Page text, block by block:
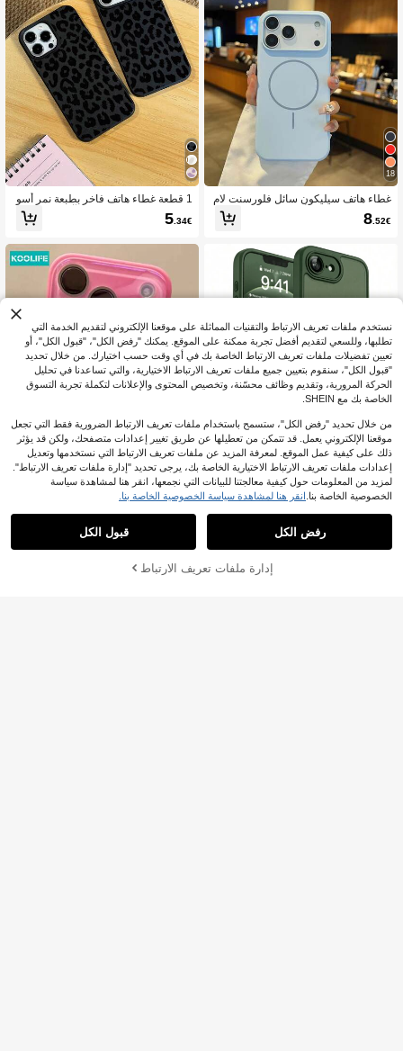
15 برو ماكس/11/12/13/14 برو ماكس/X
S/XR/11 برو/11 برو ماكس/12 برو/12 بر
و ماكس/13 برو/13 برو ماكس/7 بلس/14
برو/14 برو ماكس/14 بلس/7 بلس/8 بل
س/8/SE2/13 ميني/12 ميني، هدية عيد مي
لاد مناسبة للمكتب والاستخدام المهني
18
غطاء هاتف سيليكون سائل فلورسنت لام
ع فاخر، متوافق مع أجهزة 17 Air، 16، 1
5، 14، 13، 12، 17 برو ماكس بلس، مع غ
8.52€
11
17E 16E 17 Air 16 15 14 13 12 11 Pl
us Pro Max حافظة حماية مغناطيسية ن
صف شفافة مطفية، حماية العدسة مضادة
للسقوط حافظة هاتف
7.68€
1 قطعة غطاء هاتف فاخر بطبعة نمر أسو
برو/14 برو/15 برو/12، غطاء واقي ناعم
عصري فاخر، غطاء هاتف للجنسين مناس
ب كهدايا للأصدقاء والأزواج، متوافق مع س
امسونج S24 ألترا/S23/S22/A73/A50/A
32/ أغطية الهواتف
5.34€
12
كوليف فاخرة وردي لامع من الزجاج الصل
ب، إطار مقاوم للصدمات، حماية العدسة،
برو ماكس/17/17 برو/17 برو ماكس
تسوق الآن
أضف إلى عربة
نستخدم ملفات تعريف الارتباط والتقنيات المماثلة على موقعنا الإلكتروني لتقديم الخدمة التي
تطلبها، وللسعي لتقديم أفضل تجربة ممكنة على الموقع. يمكنك "رفض الكل"، "قبول الكل"، أو
تعيين تفضيلات ملفات تعريف الارتباط الخاصة بك في أي وقت حسب اختيارك. من خلال تحديد
"قبول الكل"، سنقوم بتعيين جميع ملفات تعريف الارتباط الاختيارية، والتي تساعدنا في تحليل
الحركة المرورية، وتقديم وظائف محسّنة، وتخصيص المحتوى والإعلانات لتكملة تجربة التسوق
الخاصة بك مع SHEIN.
من خلال تحديد "رفض الكل"، ستسمح باستخدام ملفات تعريف الارتباط الضرورية فقط التي تجعل
موقعنا الإلكتروني يعمل. قد تتمكن من تعطيلها عن طريق تغيير إعدادات متصفحك، ولكن قد يؤثر
ذلك على كيفية عمل الموقع. لمعرفة المزيد عن ملفات تعريف الارتباط التي نستخدمها وتعديل
إعدادات ملفات تعريف الارتباط الاختيارية الخاصة بك، يرجى تحديد "إدارة ملفات تعريف الارتباط".
لمزيد من المعلومات حول كيفية معالجتنا للبيانات التي نجمعها، انقر هنا لمشاهدة سياسة
الخصوصية الخاصة بنا. انقر هنا لمشاهدة سياسة الخصوصية الخاصة بنا.
رفض الكل قبول الكل
إدارة ملفات تعريف الارتباط